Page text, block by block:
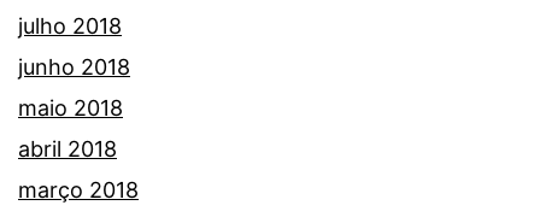
julho 2018
junho 2018
maio 2018
abril 2018
março 2018